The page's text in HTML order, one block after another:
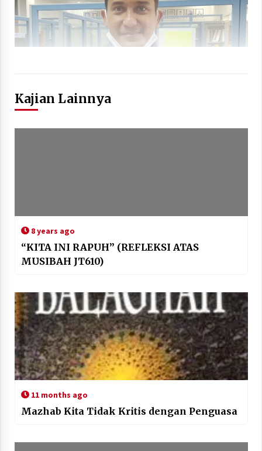
Kajian Lainnya
8 years ago
“KITA INI RAPUH” (REFLEKSI ATAS
MUSIBAH JT610)
11 months ago
Mazhab Kita Tidak Kritis dengan Penguasa